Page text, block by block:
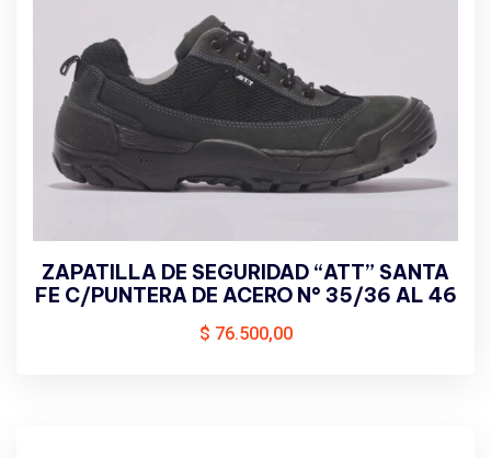
ZAPATILLA DE SEGURIDAD “ATT” SANTA
FE C/PUNTERA DE ACERO N° 35/36 AL 46
$ 76.500,00